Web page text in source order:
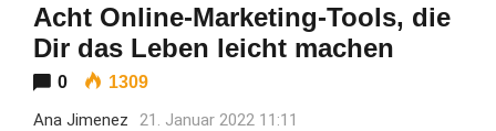
Acht Online-Marketing-Tools, die
Dir das Leben leicht machen
0 1309
Ana Jimenez 21. Januar 2022 11:11